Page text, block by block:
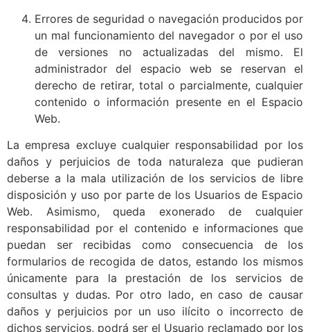
Errores de seguridad o navegación producidos por
un mal funcionamiento del navegador o por el uso
de versiones no actualizadas del mismo. El
administrador del espacio web se reservan el
derecho de retirar, total o parcialmente, cualquier
contenido o información presente en el Espacio
Web.
La empresa excluye cualquier responsabilidad por los
daños y perjuicios de toda naturaleza que pudieran
deberse a la mala utilización de los servicios de libre
disposición y uso por parte de los Usuarios de Espacio
Web. Asimismo, queda exonerado de cualquier
responsabilidad por el contenido e informaciones que
puedan ser recibidas como consecuencia de los
formularios de recogida de datos, estando los mismos
únicamente para la prestación de los servicios de
consultas y dudas. Por otro lado, en caso de causar
daños y perjuicios por un uso ilícito o incorrecto de
dichos servicios, podrá ser el Usuario reclamado por los